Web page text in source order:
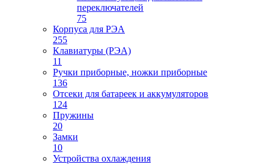
переключателей
75
Корпуса для РЭА
255
Клавиатуры (РЭА)
11
Ручки приборные, ножки приборные
136
Отсеки для батареек и аккумуляторов
124
Пружины
20
Замки
10
Устройства охлаждения